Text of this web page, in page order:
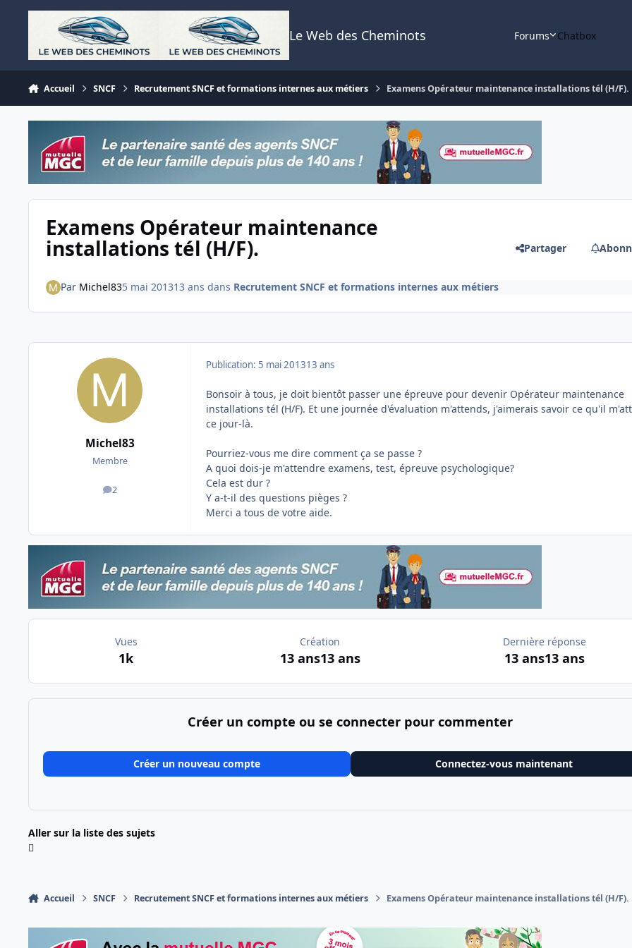
Aller au contenu
Le Web des Cheminots Forums Chatbox
Accueil SNCF Recrutement SNCF et formations internes aux métiers Examens Opérateur maintenance installations tél (H/F).
Examens Opérateur maintenance
installations tél (H/F). Partager
Par Michel835 mai 201313 ans dans Recrutement SNCF et formations internes aux métiers
Michel83
Membre
2
messages
Publication: 5 mai 201313 ans
Bonsoir à tous, je doit bientôt passer une épreuve pour devenir Opérateur maintenance
installations tél (H/F). Et une journée d'évaluation m'attends, j'aimerais savoir ce qu'il
ce jour-là.
Pourriez-vous me dire comment ça se passe ?
A quoi dois-je m'attendre examens, test, épreuve psychologique?
Cela est dur ?
Y a-t-il des questions pièges ?
Merci a tous de votre aide.
Vues
1k
Création
13 ans13 ans
Dernière réponse
13 ans13 ans
Créer un compte ou se connecter pour commenter
Créer un nouveau compte Connectez-vous maintenant
Aller sur la liste des sujets
Accueil SNCF Recrutement SNCF et formations internes aux métiers Examens Opérateur maintenance installations tél (H/F).